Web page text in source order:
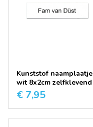
Kunststof naamplaatje
wit 8x2cm zelfklevend
€ 7,95